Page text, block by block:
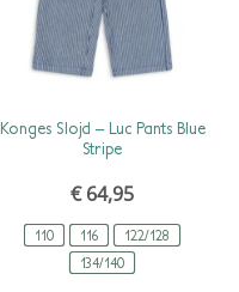
110 116
122/128
134/140
Konges Slojd – Luc Pants Blue
Stripe
€64,95